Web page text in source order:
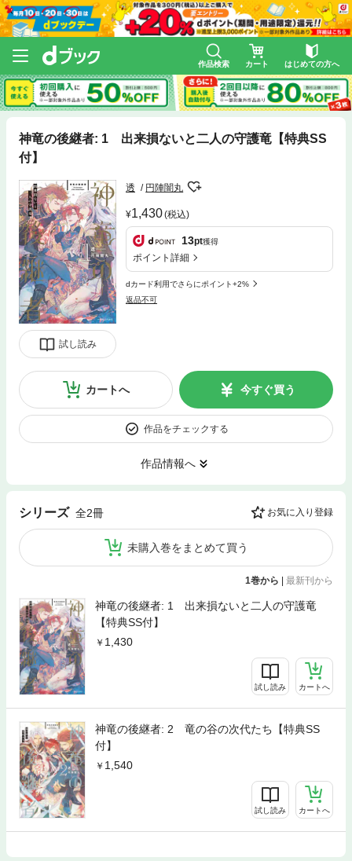
作品検索 カート はじめての方へ
神竜の後継者: 1 出来損ないと二人の守護竜【特典SS
付】
試し読み
透 円陣闇丸
1,430(税込)
13pt獲得
ポイント詳細
dカード利用でさらにポイント+2%
返品不可
カートへ 今すぐ買う
作品をチェックする
作品情報へ
シリーズ 全2冊 お気に入り登録
未購入巻をまとめて買う
1巻から | 最新刊から
神竜の後継者: 1 出来損ないと二人の守護竜
【特典SS付】
1,430
試し読み カートへ
神竜の後継者: 2 竜の谷の次代たち【特典SS
付】
1,540
試し読み カートへ